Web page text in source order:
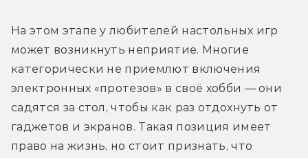
На этом этапе у любителей настольных игр
может возникнуть неприятие. Многие
категорически не приемлют включения
электронных «протезов» в своё хобби — они
садятся за стол, чтобы как раз отдохнуть от
гаджетов и экранов. Такая позиция имеет
право на жизнь, но стоит признать, что